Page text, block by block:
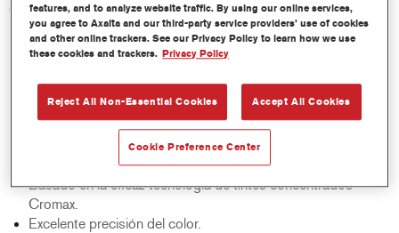
Características del producto
Sistema de pintado de base disolvente, único por su
versatilidad y facilidad de uso.
calidades de base disolvente: medios y altos sólidos,
acabados y bases bicapa.
Rápido control de stocks.
Ahorra espacio de almacenamiento.
Basado en la eficaz tecnología de tintes concentrados
Cromax.
Excelente precisión del color.
features, and to analyze website traffic. By using our online services,
you agree to Axalta and our third-party service providers’ use of cookies
and other online trackers. See our Privacy Policy to learn how we use
these cookies and trackers. Privacy Policy
Reject All Non-Essential Cookies Accept All Cookies
Cookie Preference Center